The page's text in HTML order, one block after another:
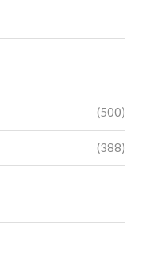
(500)
(388)